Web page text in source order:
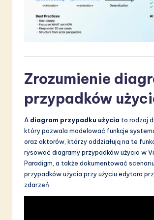
Zrozumienie
przypadków
A diagram przypadku użycia to rodzaj
który pozwala modelować funkcje
oraz aktorów, którzy oddziałują na te
rysować diagramy przypadków użycia w
Paradigm, a także dokumentować
przypadków użycia przy użyciu edytora
zdarzeń.